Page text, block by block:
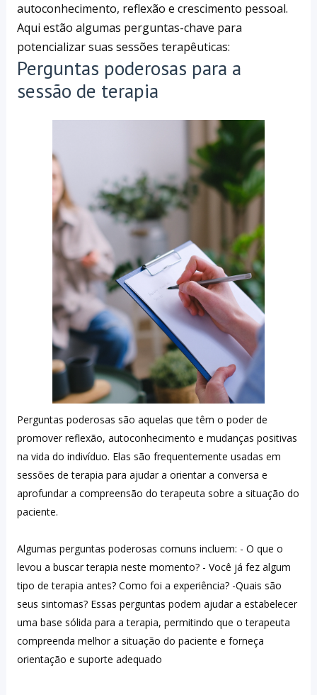
autoconhecimento, reflexão e crescimento pessoal.
Aqui estão algumas perguntas-chave para
potencializar suas sessões terapêuticas:
Perguntas poderosas para a
sessão de terapia
Perguntas poderosas são aquelas que têm o poder de
promover reflexão, autoconhecimento e mudanças positivas
na vida do indivíduo. Elas são frequentemente usadas em
sessões de terapia para ajudar a orientar a conversa e
aprofundar a compreensão do terapeuta sobre a situação do
paciente.
Algumas perguntas poderosas comuns incluem: - O que o
levou a buscar terapia neste momento? - Você já fez algum
tipo de terapia antes? Como foi a experiência? -Quais são
seus sintomas? Essas perguntas podem ajudar a estabelecer
uma base sólida para a terapia, permitindo que o terapeuta
compreenda melhor a situação do paciente e forneça
orientação e suporte adequado